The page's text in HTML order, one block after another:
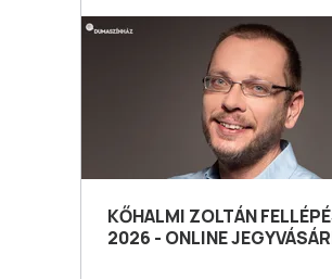
KŐHALMI ZOLTÁN
2026 - ONLINE